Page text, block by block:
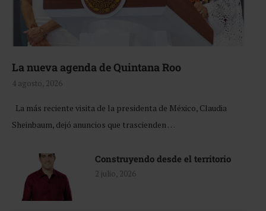
La nueva agenda de Quintana Roo
4 agosto, 2026
La más reciente visita de la presidenta de México, Claudia
Sheinbaum, dejó anuncios que trascienden …
Construyendo desde el territorio
2 julio, 2026